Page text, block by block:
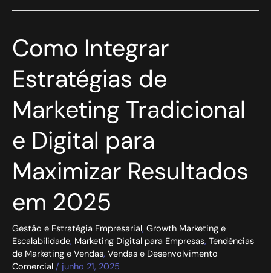
Como Integrar
Estratégias de
Marketing Tradicional
e Digital para
Maximizar Resultados
em 2025
Gestão e Estratégia Empresarial, Growth Marketing e
Escalabilidade, Marketing Digital para Empresas, Tendências
de Marketing e Vendas, Vendas e Desenvolvimento
Comercial / junho 21, 2025
Como
Integrar
de
Marketing
Tradicional
para
Maximizar
Resultados
em